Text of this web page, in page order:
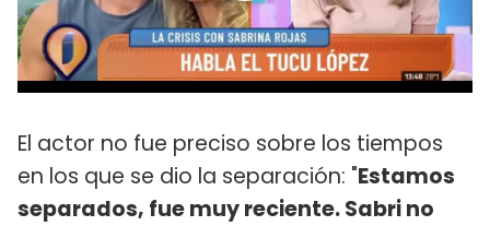
El actor no fue preciso sobre los tiempos
en los que se dio la separación: "Estamos
separados, fue muy reciente. Sabri no